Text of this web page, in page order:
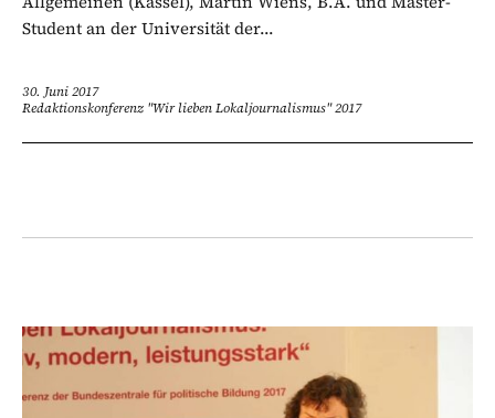
Student an der Universität der...
30. Juni 2017
Redaktionskonferenz "Wir lieben Lokaljournalismus" 2017